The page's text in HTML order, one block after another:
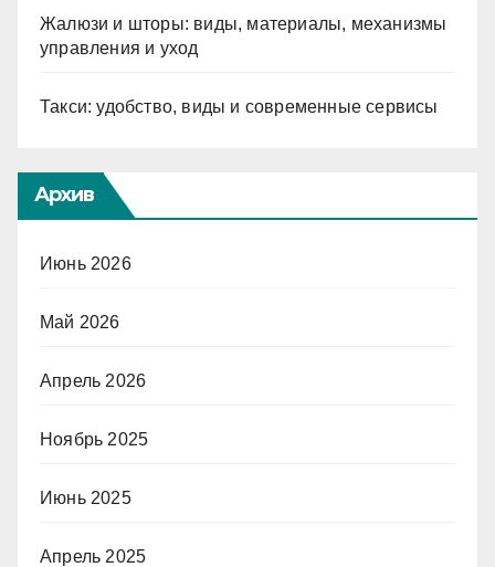
Жалюзи и шторы: виды, материалы, механизмы
управления и уход
Такси: удобство, виды и современные сервисы
Архив
Июнь 2026
Май 2026
Апрель 2026
Ноябрь 2025
Июнь 2025
Апрель 2025